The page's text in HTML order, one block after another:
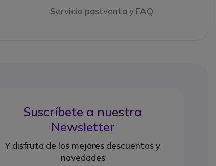
Servicio postventa y FAQ
Suscríbete a nuestra
Newsletter
Y disfruta de los mejores descuentos y
novedades